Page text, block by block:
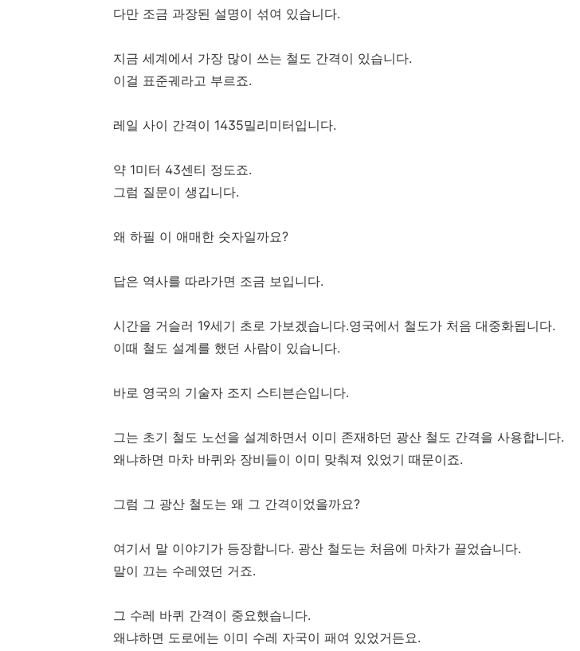
다만 조금 과장된 설명이 섞여 있습니다.
지금 세계에서 가장 많이 쓰는 철도 간격이 있습니다.
이걸 표준궤라고 부르죠.
레일 사이 간격이 1435밀리미터입니다.
약 1미터 43센티 정도죠.
그럼 질문이 생깁니다.
왜 하필 이 애매한 숫자일까요?
답은 역사를 따라가면 조금 보입니다.
시간을 거슬러 19세기 초로 가보겠습니다.영국에서 철도가 처음 대중화됩니다.
이때 철도 설계를 했던 사람이 있습니다.
바로 영국의 기술자 조지 스티븐슨입니다.
그는 초기 철도 노선을 설계하면서 이미 존재하던 광산 철도 간격을 사용합니다.
왜냐하면 마차 바퀴와 장비들이 이미 맞춰져 있었기 때문이죠.
그럼 그 광산 철도는 왜 그 간격이었을까요?
여기서 말 이야기가 등장합니다. 광산 철도는 처음에 마차가 끌었습니다.
말이 끄는 수레였던 거죠.
그 수레 바퀴 간격이 중요했습니다.
왜냐하면 도로에는 이미 수레 자국이 패여 있었거든요.